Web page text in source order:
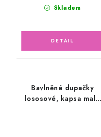
Skladem
Bavlněné dupačky
lososové, kapsa malé